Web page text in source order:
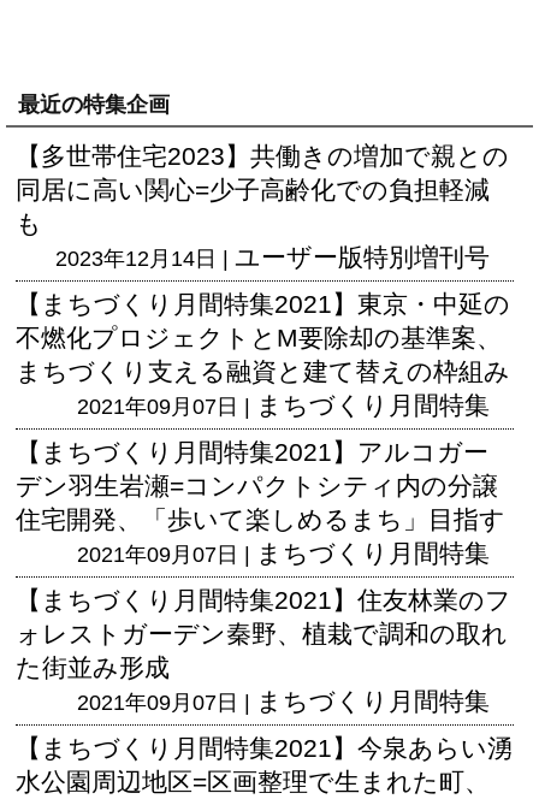
最近の特集企画
【多世帯住宅2023】共働きの増加で親との
同居に高い関心=少子高齢化での負担軽減
も
2023年12月14日 | ユーザー版特別増刊号
【まちづくり月間特集2021】東京・中延の
不燃化プロジェクトとM要除却の基準案、
まちづくり支える融資と建て替えの枠組み
2021年09月07日 | まちづくり月間特集
【まちづくり月間特集2021】アルコガー
デン羽生岩瀬=コンパクトシティ内の分譲
住宅開発、「歩いて楽しめるまち」目指す
2021年09月07日 | まちづくり月間特集
【まちづくり月間特集2021】住友林業のフ
ォレストガーデン秦野、植栽で調和の取れ
た街並み形成
2021年09月07日 | まちづくり月間特集
【まちづくり月間特集2021】今泉あらい湧
水公園周辺地区=区画整理で生まれた町、